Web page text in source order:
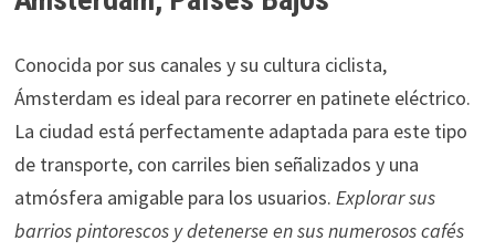
Conocida por sus canales y su cultura ciclista,
Ámsterdam es ideal para recorrer en patinete eléctrico.
La ciudad está perfectamente adaptada para este tipo
de transporte, con carriles bien señalizados y una
atmósfera amigable para los usuarios. Explorar sus
barrios pintorescos y detenerse en sus numerosos cafés